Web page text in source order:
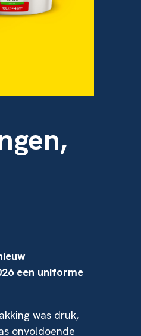
een uniforme
was druk,
onvoldoende